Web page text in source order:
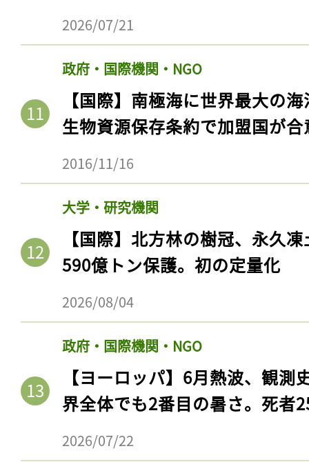
2026/07/21
政府・国際機関・NGO
【国際】南極海に世界最大の
生物資源保存条約で加盟国が合
2016/11/16
大学・研究機関
【国際】北方林の樹冠、永久
590億トン保護。初の定量化
2026/08/04
政府・国際機関・NGO
【ヨーロッパ】6月熱波、観
界全体でも2番目の暑さ。死者
2026/07/22
記事をお気に入りに